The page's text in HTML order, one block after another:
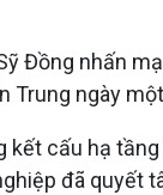
Đồng nhấn
Trung ngày
kết cấu hạ
đã quyết